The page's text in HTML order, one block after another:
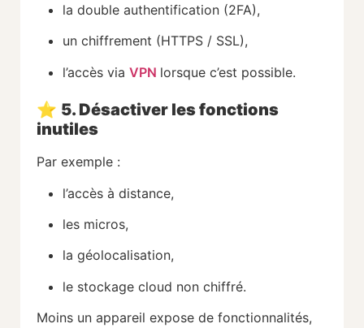
la double authentification (2FA),
un chiffrement (HTTPS / SSL),
l’accès via VPN lorsque c’est possible.
⭐ 5. Désactiver les fonctions
inutiles
Par exemple :
l’accès à distance,
les micros,
la géolocalisation,
le stockage cloud non chiffré.
Moins un appareil expose de fonctionnalités,